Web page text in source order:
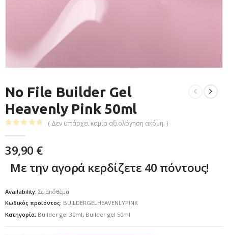
No File Builder Gel
Heavenly Pink 50ml
( Δεν υπάρχει καμία αξιολόγηση ακόμη. )
39,90 €
Με την αγορά κερδίζετε 40 πόντους!
Availability: Σε απόθεμα
Κωδικός προϊόντος: BUILDERGELHEAVENLYPINK
Κατηγορία: Builder gel 30ml, Builder gel 50ml